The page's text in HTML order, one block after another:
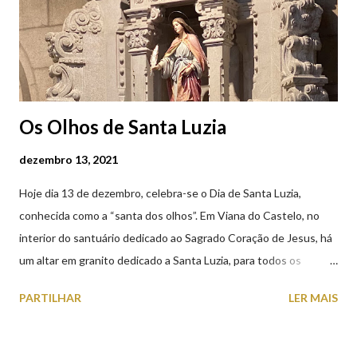
Os Olhos de Santa Luzia
dezembro 13, 2021
Hoje dia 13 de dezembro, celebra-se o Dia de Santa Luzia,
conhecida como a “santa dos olhos”. Em Viana do Castelo, no
interior do santuário dedicado ao Sagrado Coração de Jesus, há
um altar em granito dedicado a Santa Luzia, para todos os
uma capela dedicada a Santa Luzia construída no cimo do monte
PARTILHAR LER MAIS